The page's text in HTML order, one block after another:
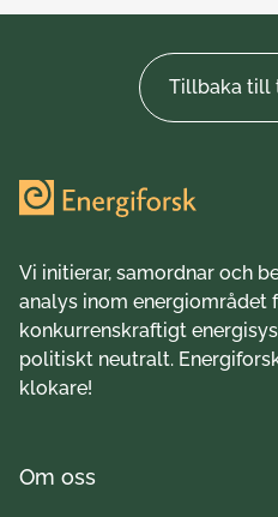
Tillbaka till
Vi initierar, samordnar och
analys inom
konkurrenskraftigt
politiskt neutralt.
klokare!
Om oss